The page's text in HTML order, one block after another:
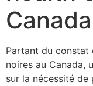
Canada
Partant du constat
noires au Canada,
sur la nécessité